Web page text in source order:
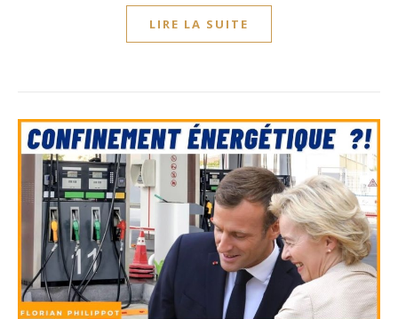
LIRE LA SUITE